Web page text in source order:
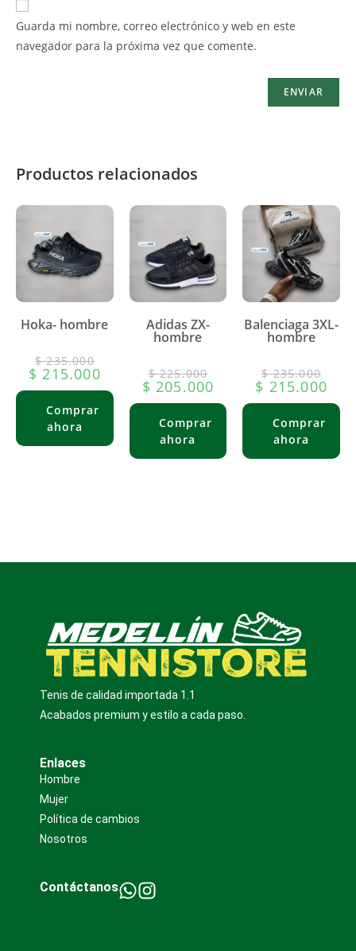
Guarda mi nombre, correo electrónico y web en este
navegador para la próxima vez que comente.
Productos relacionados
Hoka- hombre
$235.000
$ 215.000
Adidas ZX-
hombre
$225.000
$ 205.000
Balenciaga 3XL-
hombre
$235.000
$ 215.000
Tenis de calidad importada 1.1
Acabados premium y estilo a cada paso.
Enlaces
Hombre
Mujer
Política de cambios
Nosotros
Contáctanos